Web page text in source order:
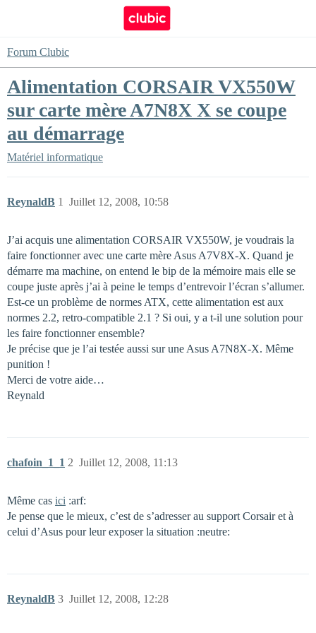
Forum Clubic
Alimentation CORSAIR VX550W
sur carte mère A7N8X X se coupe
au démarrage
Matériel informatique
ReynaldB Juillet 12, 2008, 10:58
1
J’ai acquis une alimentation CORSAIR VX550W, je voudrais la
faire fonctionner avec une carte mère Asus A7V8X-X. Quand je
démarre ma machine, on entend le bip de la mémoire mais elle se
coupe juste après j’ai à peine le temps d’entrevoir l’écran s’allumer.
Est-ce un problème de normes ATX, cette alimentation est aux
normes 2.2, retro-compatible 2.1 ? Si oui, y a t-il une solution pour
les faire fonctionner ensemble?
Je précise que je l’ai testée aussi sur une Asus A7N8X-X. Même
punition !
Merci de votre aide…
Reynald
chafoin_1_1 Juillet 12, 2008, 11:13
2
Même cas ici :arf:
Je pense que le mieux, c’est de s’adresser au support Corsair et à
celui d’Asus pour leur exposer la situation :neutre:
ReynaldB Juillet 12, 2008, 12:28
3